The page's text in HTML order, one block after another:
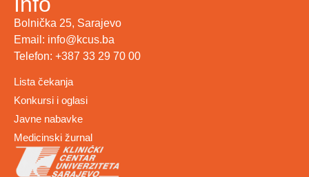
Bolnička 25, Sarajevo
Email: info@kcus.ba
Telefon: +387 33 29 70 00
Lista čekanja
Konkursi i oglasi
Javne nabavke
Medicinski žurnal